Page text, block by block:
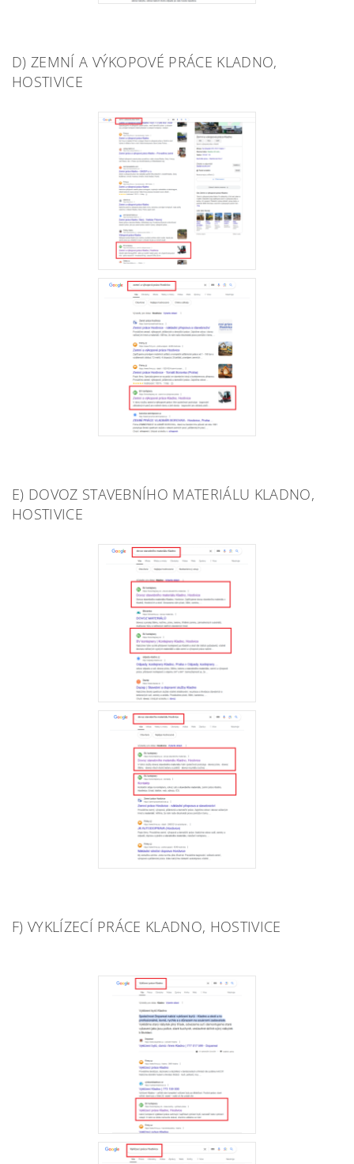
D) ZEMNÍ A VÝKOPOVÉ PRÁCE KLADNO,
HOSTIVICE
E) DOVOZ STAVEBNÍHO MATERIÁLU KLADNO,
HOSTIVICE
F) VYKLÍZECÍ PRÁCE KLADNO, HOSTIVICE